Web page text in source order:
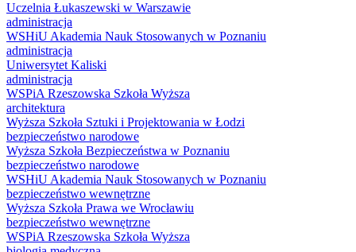
Uczelnia Łukaszewski w Warszawie
administracja
WSHiU Akademia Nauk Stosowanych w Poznaniu
administracja
Uniwersytet Kaliski
administracja
WSPiA Rzeszowska Szkoła Wyższa
architektura
Wyższa Szkoła Sztuki i Projektowania w Łodzi
bezpieczeństwo narodowe
Wyższa Szkoła Bezpieczeństwa w Poznaniu
bezpieczeństwo narodowe
WSHiU Akademia Nauk Stosowanych w Poznaniu
bezpieczeństwo wewnętrzne
Wyższa Szkoła Prawa we Wrocławiu
bezpieczeństwo wewnętrzne
WSPiA Rzeszowska Szkoła Wyższa